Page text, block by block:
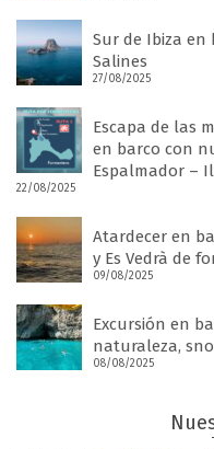
Sur de Ibiza en
Salines
27/08/2025
Escapa de las
en barco con
Espalmador –
22/08/2025
Atardecer en
y Es Vedrà de
09/08/2025
Excursión en
naturaleza,
08/08/2025